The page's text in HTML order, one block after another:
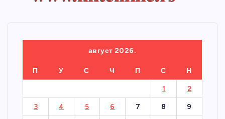
август 2026.
П У С Ч П С Н
1 2
3 4 5 6 7 8 9